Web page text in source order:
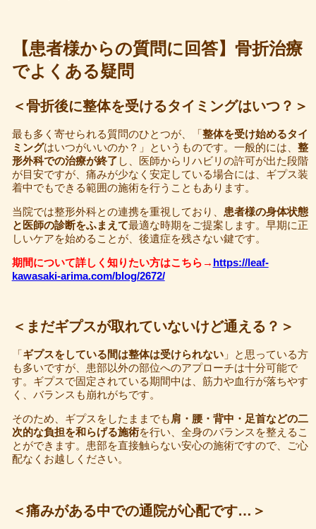
【患者様からの質問に回答】骨折治療
でよくある疑問
＜骨折後に整体を受けるタイミングはいつ？＞
最も多く寄せられる質問のひとつが、「整体を受け始めるタイ
ミングはいつがいいのか？」というものです。一般的には、 整
形外科での治療が終了 し、医師からリハビリの許可が出た段階
が目安ですが、痛みが少なく安定している場合には、ギプス装
着中でもできる範囲の施術を行うこともあります。
当院では整形外科との連携を重視しており、 患者様の身体状態
と医師の診断をふまえて最適な時期をご提案します。早期に正
しいケアを始めることが、後遺症を残さない鍵です。
期間について詳しく知りたい方はこちら→ https://leaf-
kawasaki-arima.com/blog/2672/
＜まだギプスが取れていないけど通える？＞
「ギプスをしている間は整体は受けられない」と思っている方
も多いですが、患部以外の部位へのアプローチは十分可能で
す。ギプスで固定されている期間中は、筋力や血行が落ちやす
く、バランスも崩れがちです。
そのため、ギプスをしたままでも 肩・腰・背中・足首などの二
次的な負担を和らげる施術を行い、全身のバランスを整えるこ
とができます。患部を直接触らない安心の施術ですので、ご心
配なくお越しください。
＜痛みがある中での通院が心配です…＞